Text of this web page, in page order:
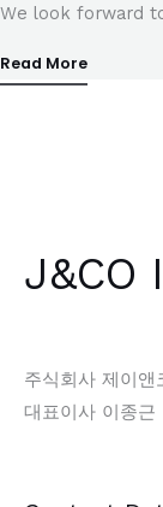
We look forward
Read More
J&CO
주식회사 제이앤
대표이사 이종근